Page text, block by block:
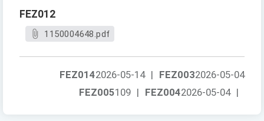
FEZ012
1150004648.pdf
FEZ0032026-05-04
FEZ0142026-05-14 |
FEZ0042026-05-04 |
FEZ005109 |